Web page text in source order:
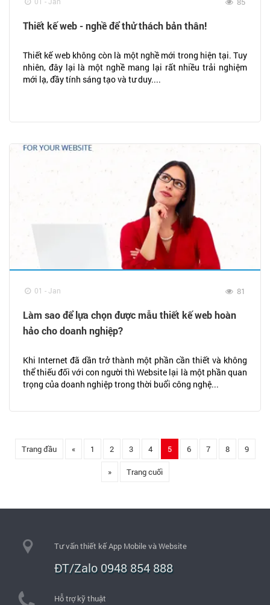
Thiết kế web - nghề để thử thách bản thân!
Thiết kế web không còn là một nghề mới trong hiện tại. Tuy
nhiên, đây lại là một nghề mang lại rất nhiều trải nghiệm
mới lạ, đầy tính sáng tạo và tư duy....
01 - Jan 81
Làm sao để lựa chọn được mẫu thiết kế web hoàn
hảo cho doanh nghiệp?
Khi Internet đã dần trở thành một phần cần thiết và không
thể thiếu đối với con người thì Website lại là một phần quan
trọng của doanh nghiệp trong thời buổi công nghệ...
Trang đầu « 1 2 3 4 5 6 7 8 9
» Trang cuối
Tư vấn thiết kế App Mobile và Website
ĐT/Zalo 0948 854 888
Hỗ trợ kỹ thuật